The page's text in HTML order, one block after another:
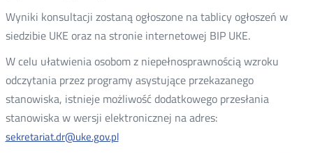
Wyniki konsultacji zostaną ogłoszone na tablicy ogłoszeń w
siedzibie UKE oraz na stronie internetowej BIP UKE.
W celu ułatwienia osobom z niepełnosprawnością wzroku
odczytania przez programy asystujące przekazanego
stanowiska, istnieje możliwość dodatkowego przesłania
stanowiska w wersji elektronicznej na adres:
sekretariat.dr@uke.gov.pl